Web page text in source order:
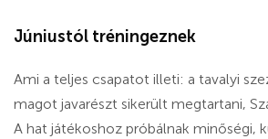
Júniustól tréningeznek
Ami a teljes csapatot illeti: a tavalyi
magot javarészt sikerült megtartani,
A hat játékoshoz próbálnak minőségi,